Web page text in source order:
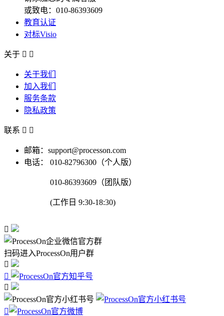
或致电：010-86393609
教育认证
对标Visio
关于  
关于我们
加入我们
服务条款
隐私政策
联系  
邮箱：support@processon.com
电话：
010-82796300（个人版）
010-86393609（团队版）
(工作日 9:30-18:30)

扫码进入ProcessOn用户群



